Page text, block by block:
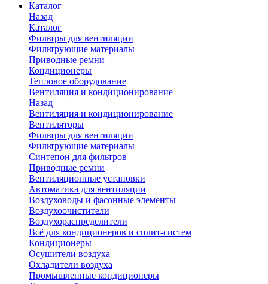
Каталог
Назад
Каталог
Фильтры для вентиляции
Фильтрующие материалы
Приводные ремни
Кондиционеры
Тепловое оборудование
Вентиляция и кондиционирование
Назад
Вентиляция и кондиционирование
Вентиляторы
Фильтры для вентиляции
Фильтрующие материалы
Синтепон для фильтров
Приводные ремни
Вентиляционные установки
Автоматика для вентиляции
Воздуховоды и фасонные элементы
Воздухоочистители
Воздухораспределители
Всё для кондиционеров и сплит-систем
Кондиционеры
Осушители воздуха
Охладители воздуха
Промышленные кондиционеры